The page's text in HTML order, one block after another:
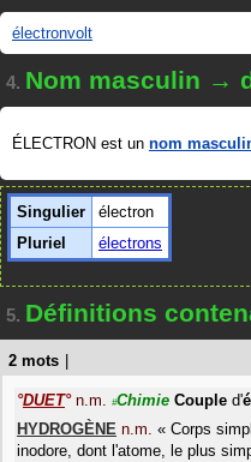
électronvolt
4. Nom masculin →
ÉLECTRON est un nom
Singulier
électron
Pluriel
électrons
5. Définitions
2 mots
°DUET° n.m. #Chimie Couple d'
HYDROGÈNE n.m. « Corps
inodore, dont l'atome, le plus